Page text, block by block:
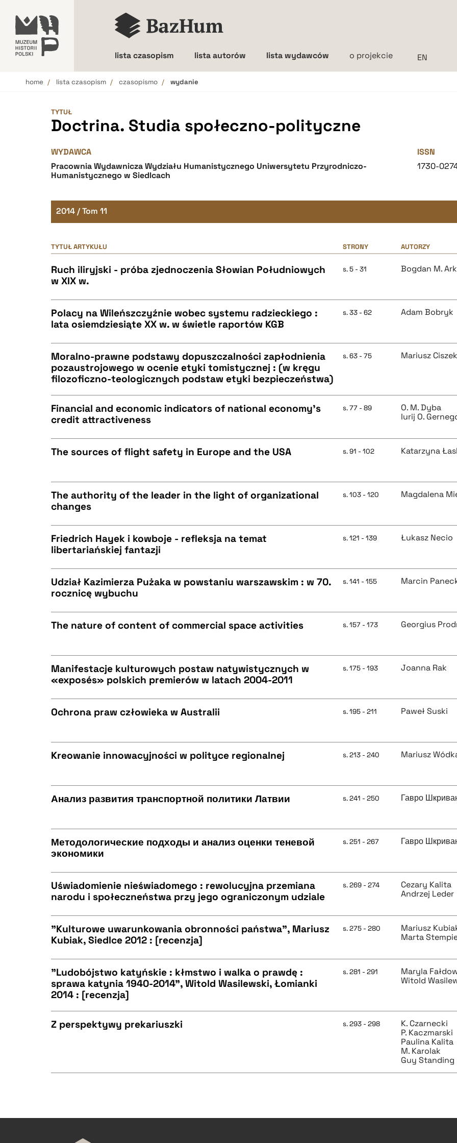
lista czasopism lista autorów lista wydawców o projekcie
home lista czasopism czasopismo wydanie
TYTUŁ
Doctrina. Studia społeczno-polityczne
WYDAWCA
Pracownia Wydawnicza Wydziału Humanistycznego Uniwersytetu Przyrodniczo-
Humanistycznego w Siedlcach
ISSN
1730-
2014 / Tom 11
TYTUŁ ARTYKUŁU STRONY AUTORZY
Ruch iliryjski - próba zjednoczenia Słowian Południowych
w XIX w.
s. 5 - 31 Bogdan M.
BIBTEX
Polacy na Wileńszczyźnie wobec systemu radzieckiego :
lata osiemdziesiąte XX w. w świetle raportów KGB
s. 33 - 62 Adam Bobryk
CZYSTY TEKST
BIBTEX
Moralno-prawne podstawy dopuszczalności zapłodnienia
pozaustrojowego w ocenie etyki tomistycznej : (w kręgu
filozoficzno-teologicznych podstaw etyki bezpieczeństwa)
s. 63 - 75 Mariusz Ciszek
BIBTEX
Financial and economic indicators of national economy's
credit attractiveness
s. 77 - 89
O. M. Dyba
Iurij O.
BIBTEX
The sources of flight safety in Europe and the USA s. 91 - 102 Katarzyna
BIBTEX
The authority of the leader in the light of organizational
changes
s. 103 - 120 Magdalena
BIBTEX
Friedrich Hayek i kowboje - refleksja na temat
libertariańskiej fantazji
s. 121 - 139 Łukasz Necio
BIBTEX
Udział Kazimierza Pużaka w powstaniu warszawskim : w 70.
rocznicę wybuchu
s. 141 - 155 Marcin
The nature of content of commercial space activities s. 157 - 173 Georgius
BIBTEX
Manifestacje kulturowych postaw natywistycznych w
«exposés» polskich premierów w latach 2004-2011
s. 175 - 193 Joanna Rak
Ochrona praw człowieka w Australii s. 195 - 211 Paweł Suski
Kreowanie innowacyjności w polityce regionalnej s. 213 - 240 Mariusz
BIBTEX
Анализ развития транспортной политики Латвии s. 241 - 250 Гавро
Методологические подходы и анализ оценки теневой
экономики
s. 251 - 267 Гавро
BIBTEX
Uświadomienie nieświadomego : rewolucyjna przemiana
narodu i społeczneństwa przy jego ograniczonym udziale
s. 269 - 274
Cezary Kalita
Andrzej Leder
BIBTEX
"Kulturowe uwarunkowania obronności państwa", Mariusz
Kubiak, Siedlce 2012 : [recenzja]
s. 275 - 280
Mariusz
Marta
CZYSTY TEKST
"Ludobójstwo katyńskie : kłmstwo i walka o prawdę :
sprawa katynia 1940-2014", Witold Wasilewski, Łomianki
2014 : [recenzja]
s. 281 - 291
Maryla
Witold
Z perspektywy prekariuszki s. 293 - 298
K. Czarnecki
P. Kaczmarski
Paulina Kalita
M. Karolak
Guy Standing